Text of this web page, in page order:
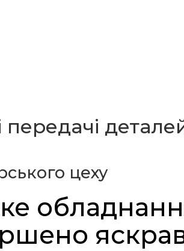
передачі
цеху